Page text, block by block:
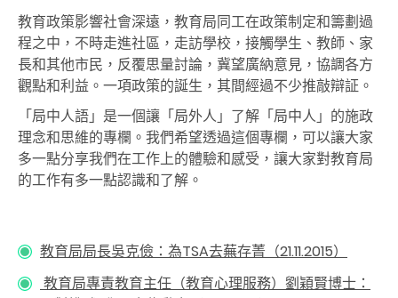
教育政策影響社會深遠，教育局同工在政策制定和籌劃過
程之中，不時走進社區，走訪學校，接觸學生、教師、家
長和其他市民，反覆思量討論，冀望廣納意見，協調各方
觀點和利益。一項政策的誕生，其間經過不少推敲辯証。
「局中人語」是一個讓「局外人」了解「局中人」的施政
理念和思維的專欄。我們希望透過這個專欄，可以讓大家
多一點分享我們在工作上的體驗和感受，讓大家對教育局
的工作有多一點認識和了解。
教育局局長吳克儉：為TSA去蕪存菁（21.11.2015）
教育局專責教育主任（教育心理服務）劉穎賢博士：